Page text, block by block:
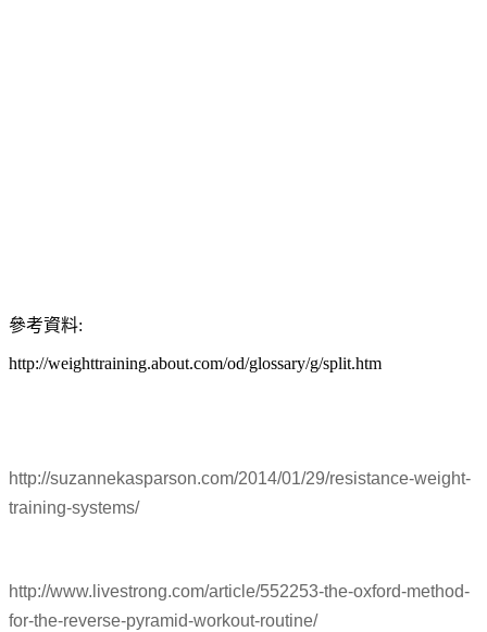
參考資料:
http://weighttraining.about.com/od/glossary/g/split.htm
http://suzannekasparson.com/2014/01/29/resistance-weight-
training-systems/
http://www.livestrong.com/article/552253-the-oxford-method-
for-the-reverse-pyramid-workout-routine/